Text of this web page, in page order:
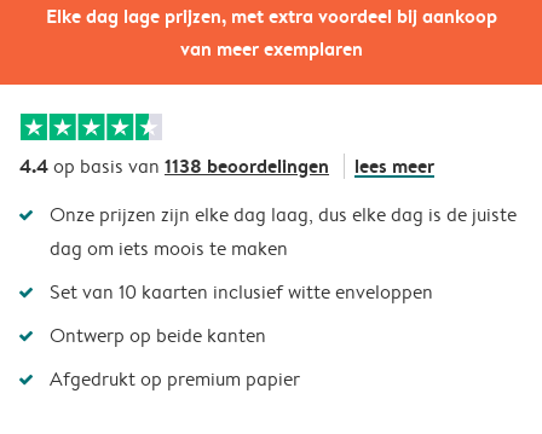
Elke dag lage prijzen, met extra voordeel bij aankoop
van meer exemplaren
4.4op basis van 1138 beoordelingen lees meer
Onze prijzen zijn elke dag laag, dus elke dag is de juiste
dag om iets moois te maken
Set van 10 kaarten inclusief witte enveloppen
Ontwerp op beide kanten
Afgedrukt op premium papier